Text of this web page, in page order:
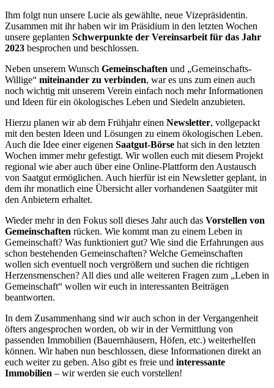
Ihm folgt nun unsere Lucie als gewählte, neue Vizepräsidentin.
Zusammen mit ihr haben wir im Präsidium in den letzten Wochen
unsere geplanten Schwerpunkte der Vereinsarbeit für das Jahr
2023 besprochen und beschlossen.
Neben unserem Wunsch Gemeinschaften und „Gemeinschafts-
Willige“ miteinander zu verbinden, war es uns zum einen auch
noch wichtig mit unserem Verein einfach noch mehr Informationen
und Ideen für ein ökologisches Leben und Siedeln anzubieten.
Hierzu planen wir ab dem Frühjahr einen Newsletter, vollgepackt
mit den besten Ideen und Lösungen zu einem ökologischen Leben.
Auch die Idee einer eigenen Saatgut-Börse hat sich in den letzten
Wochen immer mehr gefestigt. Wir wollen euch mit diesem Projekt
regional wie aber auch über eine Online-Plattform den Austausch
von Saatgut ermöglichen. Auch hierfür ist ein Newsletter geplant, in
dem ihr monatlich eine Übersicht aller vorhandenen Saatgüter mit
den Anbietern erhaltet.
Wieder mehr in den Fokus soll dieses Jahr auch das Vorstellen von
Gemeinschaften rücken. Wie kommt man zu einem Leben in
Gemeinschaft? Was funktioniert gut? Wie sind die Erfahrungen aus
schon bestehenden Gemeinschaften? Welche Gemeinschaften
wollen sich eventuell noch vergrößern und suchen die richtigen
Herzensmenschen? All dies und alle weiteren Fragen zum „Leben in
Gemeinschaft“ wollen wir euch in interessanten Beiträgen
beantworten.
In dem Zusammenhang sind wir auch schon in der Vergangenheit
öfters angesprochen worden, ob wir in der Vermittlung von
passenden Immobilien (Bauernhäusern, Höfen, etc.) weiterhelfen
können. Wir haben nun beschlossen, diese Informationen direkt an
euch weiter zu geben. Also gibt es freie und interessante
Immobilien – wir werden sie euch vorstellen!